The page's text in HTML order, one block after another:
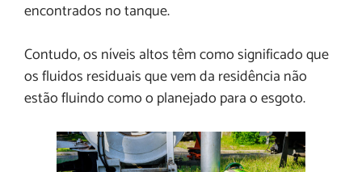
encontrados no tanque.
Contudo, os níveis altos têm como significado que
os fluidos residuais que vem da residência não
estão fluindo como o planejado para o esgoto.